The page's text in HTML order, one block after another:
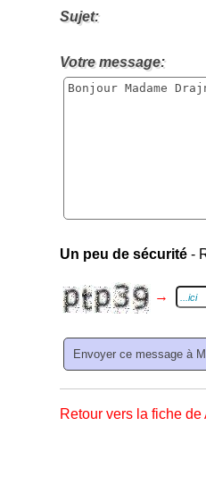
Sujet:
Votre message:
Un peu de sécurité -
→
Retour vers la fiche